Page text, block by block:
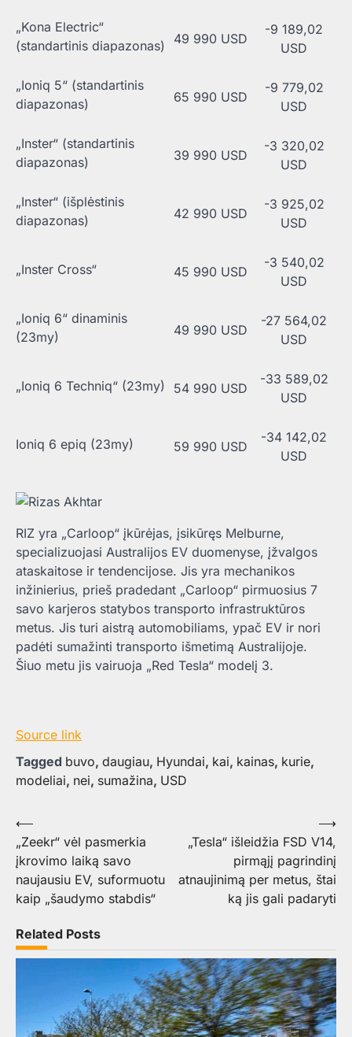
„Kona Electric“
(standartinis diapazonas)
49 990 USD
-9 189,02
USD
„Ioniq 5“ (standartinis
diapazonas)
65 990 USD
-9 779,02
USD
„Inster“ (standartinis
diapazonas)
39 990 USD
-3 320,02
USD
„Inster“ (išplėstinis
diapazonas)
42 990 USD
-3 925,02
USD
„Inster Cross“ 45 990 USD
-3 540,02
USD
„Ioniq 6“ dinaminis
(23my)
49 990 USD
-27 564,02
USD
„Ioniq 6 Techniq“ (23my) 54 990 USD
-33 589,02
USD
Ioniq 6 epiq (23my) 59 990 USD
-34 142,02
USD
RIZ yra „Carloop“ įkūrėjas, įsikūręs Melburne,
specializuojasi Australijos EV duomenyse, įžvalgos
ataskaitose ir tendencijose. Jis yra mechanikos
inžinierius, prieš pradedant „Carloop“ pirmuosius 7
savo karjeros statybos transporto infrastruktūros
metus. Jis turi aistrą automobiliams, ypač EV ir nori
padėti sumažinti transporto išmetimą Australijoje.
Šiuo metu jis vairuoja „Red Tesla“ modelį 3.
Source link
Tagged buvo, daugiau, Hyundai, kai, kainas, kurie,
modeliai, nei, sumažina, USD
Navigacija
tarp
įrašų
⟵
„Zeekr“ vėl pasmerkia
įkrovimo laiką savo
naujausiu EV, suformuotu
kaip „šaudymo stabdis“
„Tesla“ išleidžia FSD V14,
pirmąjį pagrindinį
atnaujinimą per metus, štai
ką jis gali padaryti
⟶
Related Posts